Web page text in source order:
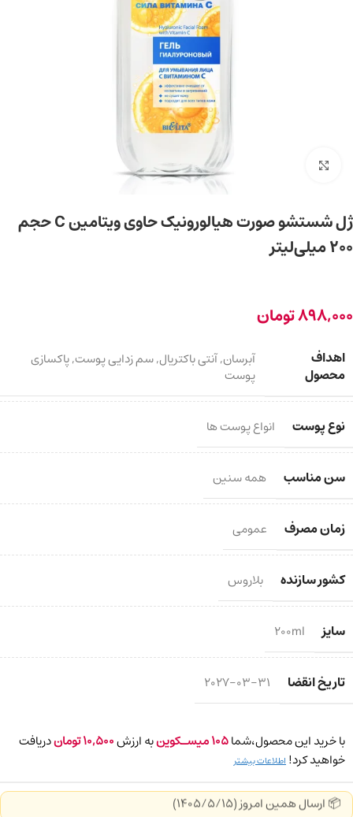
برای بزرگ‌نمایی کلیک کنید
ژل شستشو صورت هیالورونیک حاوی ویتامین C حجم
200 میلی‌لیتر
898,000تومان
اهداف
محصول
آبرسان,آنتی باکتریال,سم زدایی پوست,پاکسازی
پوست
نوع پوست انواع پوست ها
سن مناسب همه سنین
زمان مصرف عمومی
کشور سازنده بلاروس
سایز 200ml
تاریخ انقضا 2027-03-31
با خرید این محصول،شما105میسـکوینبه ارزش10,500توماندریافت
خواهید کرد! اطلاعات بیشتر
📦 ارسال همین امروز (1405/5/15)